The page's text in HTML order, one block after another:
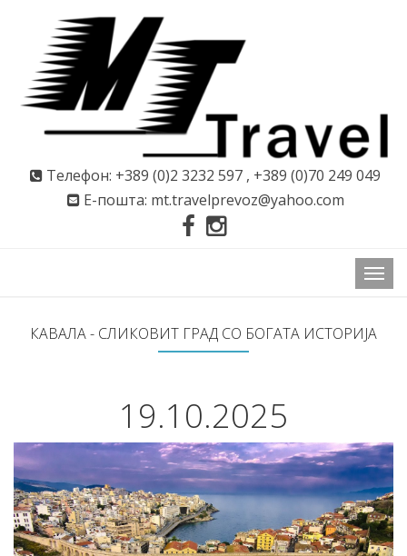
Телефон: +389 (0)2 3232 597 , +389 (0)70 249 049
Е-пошта: mt.travelprevoz@yahoo.com
КАВАЛА - СЛИКОВИТ ГРАД СО БОГАТА ИСТОРИЈА
19.10.2025